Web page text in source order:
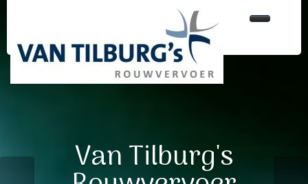
Van Tilburg's
Rouw- en volgwagens
Bekwaam personeel
Onze partners